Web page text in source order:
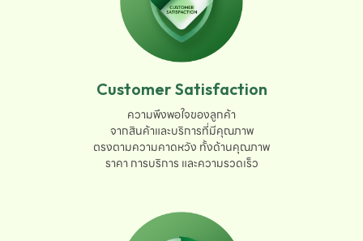
Customer Satisfaction
ความพึงพอใจของลูกค้า
จากสินค้าและบริการที่มีคุณภาพ
ตรงตามความคาดหวัง ทั้งด้านคุณภาพ
ราคา การบริการ และความรวดเร็ว